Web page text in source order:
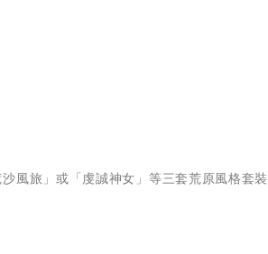
風旅」或「虔誠神女」等三套荒原風格套